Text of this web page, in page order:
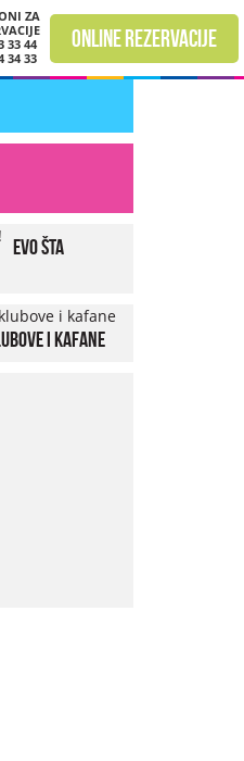
ZA
33 44
34 33
online rezervacije
Evo šta
i kafane